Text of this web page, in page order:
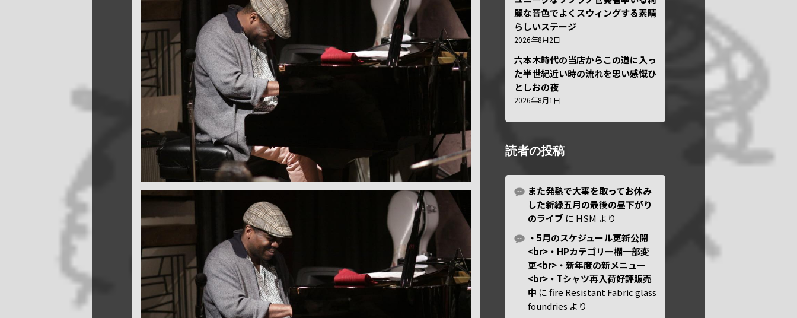
麗な音色でよくスウィングする素晴
らしいステージ
2026年8月2日
六本木時代の当店からこの道に入っ
た半世紀近い時の流れを思い感慨ひ
としおの夜
2026年8月1日
読者の投稿
また発熱で大事を取ってお休み
した新緑五月の最後の昼下がり
のライブ に HSM より
・5月のスケジュール更新公開
<br>・HPカテゴリー欄一部変
更<br>・新年度の新メニュー
<br>・Tシャツ再入荷好評販売
中 にfire Resistant Fabric glass
foundries より